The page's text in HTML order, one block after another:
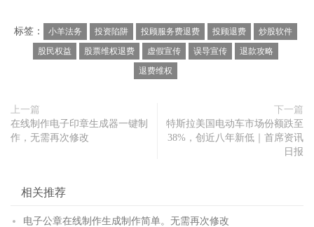
标签： 小羊法务 投资陷阱 投顾服务费退费 投顾退费
炒股软件
股民权益
股票维权退费 虚假宣传 误导宣传
退款攻略
退费维权
上一篇
在线制作电子印章生成器一键制
作，无需再次修改
下一篇
特斯拉美国电动车市场份额跌至
38%，创近八年新低｜首席资讯
日报
相关推荐
电子公章在线制作生成制作简单。无需再次修改